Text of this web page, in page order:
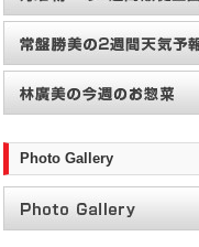
Photo Gallery